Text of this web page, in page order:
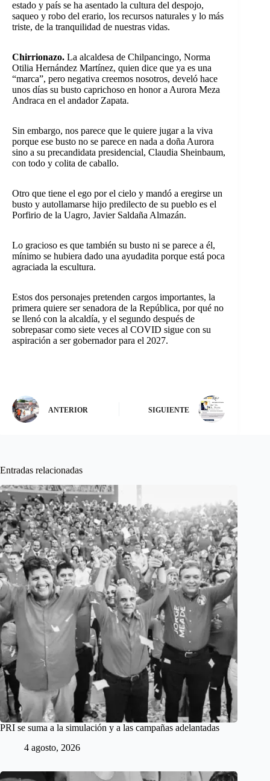
estado y país se ha asentado la cultura del despojo,
saqueo y robo del erario, los recursos naturales y lo más
triste, de la tranquilidad de nuestras vidas.
Chirrionazo. La alcaldesa de Chilpancingo, Norma
Otilia Hernández Martínez, quien dice que ya es una
“marca”, pero negativa creemos nosotros, develó hace
unos días su busto caprichoso en honor a Aurora Meza
Andraca en el andador Zapata.
Sin embargo, nos parece que le quiere jugar a la viva
porque ese busto no se parece en nada a doña Aurora
sino a su precandidata presidencial, Claudia Sheinbaum,
con todo y colita de caballo.
Otro que tiene el ego por el cielo y mandó a eregirse un
busto y autollamarse hijo predilecto de su pueblo es el
Porfirio de la Uagro, Javier Saldaña Almazán.
Lo gracioso es que también su busto ni se parece a él,
mínimo se hubiera dado una ayudadita porque está poca
agraciada la escultura.
Estos dos personajes pretenden cargos importantes, la
primera quiere ser senadora de la República, por qué no
se llenó con la alcaldía, y el segundo después de
sobrepasar como siete veces al COVID sigue con su
aspiración a ser gobernador para el 2027.
ANTERIOR SIGUIENTE
Entradas relacionadas
PRI se suma a la simulación y a las campañas adelantadas
4 agosto, 2026